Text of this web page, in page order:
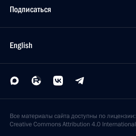
Подписаться
English
Все материалы сайта доступны по лицензии:
Creative Commons Attribution 4.0 International